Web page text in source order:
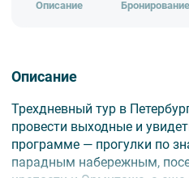
Описание Бронирование
Описание
Трехдневный тур в
провести выходные и
программе — прогулки по
парадным набережным,